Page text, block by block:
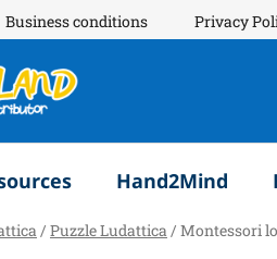
Business conditions Privacy
Hand2Mind
/ Puzzle Ludattica / Montessori